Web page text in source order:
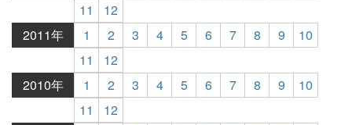
11
12
2011年
1 2 3 4 5 6 7 8 9
10
11
12
2010年
1 2 3 4 5 6 7 8 9
10
11
12